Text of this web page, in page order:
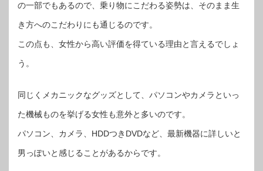
の一部でもあるので、乗り物にこだわる姿勢は、そのまま生
き方へのこだわりにも通じるのです。
この点も、女性から高い評価を得ている理由と言えるでしょ
う。
同じくメカニックなグッズとして、パソコンやカメラといっ
た機械ものを挙げる女性も意外と多いのです。
パソコン、カメラ、HDDつきDVDなど、最新機器に詳しいと
男っぽいと感じることがあるからです。